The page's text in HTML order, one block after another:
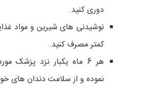
دوری کنید.
نوشیدنی های شیرین و مواد
کمتر مصرف کنید.
هر 6 ماه یکبار نزد پزشک
نموده و از سلامت دندان های